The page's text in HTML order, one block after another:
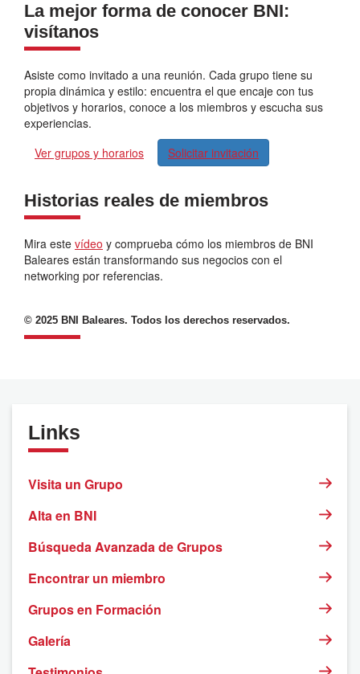
La mejor forma de conocer BNI:
visítanos
Asiste como invitado a una reunión. Cada grupo tiene su
propia dinámica y estilo: encuentra el que encaje con tus
objetivos y horarios, conoce a los miembros y escucha sus
experiencias.
Ver grupos y horarios
Solicitar invitación
Historias reales de miembros
Mira este vídeo y comprueba cómo los miembros de BNI
Baleares están transformando sus negocios con el
networking por referencias.
© 2025 BNI Baleares. Todos los derechos reservados.
Links
Visita un Grupo
Alta en BNI
Búsqueda Avanzada de Grupos
Encontrar un miembro
Grupos en Formación
Galería